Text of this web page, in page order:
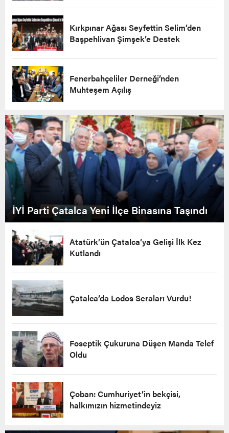
Kırkpınar Ağası Seyfettin Selim’den
Başpehlivan Şimşek’e Destek
Fenerbahçeliler Derneği’nden
Muhteşem Açılış
İYİ Parti Çatalca Yeni İlçe Binasına Taşındı
Atatürk’ün Çatalca’ya Gelişi İlk Kez
Kutlandı
Çatalca’da Lodos Seraları Vurdu!
Foseptik Çukuruna Düşen Manda Telef
Oldu
Çoban: Cumhuriyet’in bekçisi,
halkımızın hizmetindeyiz